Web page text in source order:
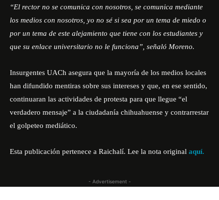
“El rector no se comunica con nosotros, se comunica mediante
los medios con nosotros, yo no sé si sea por un tema de miedo o
por un tema de este alejamiento que tiene con los estudiantes y
que su enlace universitario no le funciona”, señaló Moreno.
Insurgentes UACh asegura que la mayoría de los medios locales
han difundido mentiras sobre sus intereses y que, en ese sentido,
continuaran las actividades de protesta para que llegue “el
verdadero mensaje” a la ciudadanía chihuahuense y contrarrestar
el golpeteo mediático.
Esta publicación pertenece a Raichalí. Lee la nota original aquí.
- Advertisement -